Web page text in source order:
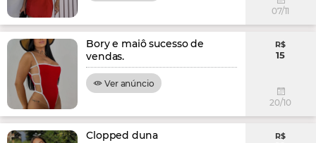
07/11
Bory e maiô sucesso de
vendas.
Ver anúncio
R$
15
20/10
Clopped duna R$